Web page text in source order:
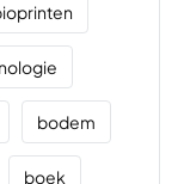
bodem
boek